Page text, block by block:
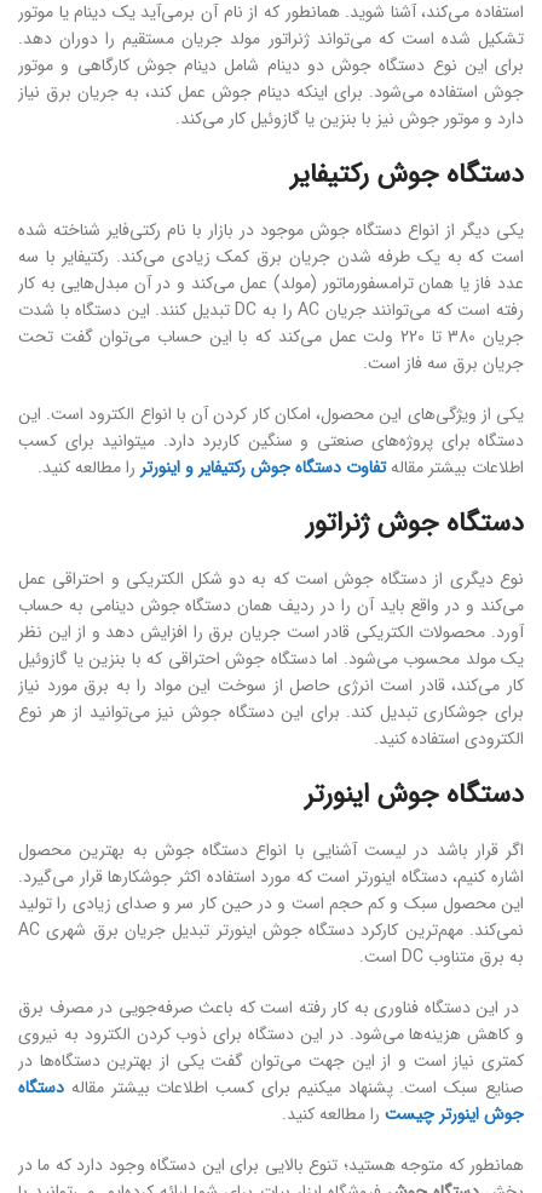
استفاده می‌کند، آشنا شوید. همانطور که از نام آن برمی‌آید یک دینام یا موتور
تشکیل شده است که می‌تواند ژنراتور مولد جریان مستقیم را دوران دهد.
برای این نوع دستگاه جوش دو دینام شامل دینام جوش کارگاهی و موتور
جوش استفاده می‌شود. برای اینکه دینام جوش عمل کند، به جریان برق نیاز
دارد و موتور جوش نیز با بنزین یا گازوئیل کار می‌کند.
دستگاه جوش رکتیفایر
یکی دیگر از انواع دستگاه جوش موجود در بازار با نام رکتی‌فایر شناخته شده
است که به یک طرفه شدن جریان برق کمک زیادی می‌کند. رکتیفایر با سه
عدد فاز یا همان ترامسفورماتور (مولد) عمل می‌کند و در آن مبدل‌هایی به کار
رفته است که می‌توانند جریان AC را به DC تبدیل کنند. این دستگاه با شدت
جریان 380 تا 220 ولت عمل می‌کند که با این حساب می‌توان گفت تحت
جریان برق سه فاز است.
یکی از ویژگی‌های این محصول، امکان کار کردن آن با انواع الکترود است. این
دستگاه برای پروژه‌های صنعتی و سنگین کاربرد دارد. میتوانید برای کسب
اطلاعات بیشتر مقالهتفاوت دستگاه جوش رکتیفایر و اینورتر را مطالعه کنید.
دستگاه جوش ژنراتور
نوع دیگری از دستگاه جوش است که به دو شکل الکتریکی و احتراقی عمل
می‌کند و در واقع باید آن را در ردیف همان دستگاه جوش دینامی به حساب
آورد. محصولات الکتریکی قادر است جریان برق را افزایش دهد و از این نظر
یک مولد محسوب می‌شود. اما دستگاه جوش احتراقی که با بنزین یا گازوئیل
کار می‌کند، قادر است انرژی حاصل از سوخت این مواد را به برق مورد نیاز
برای جوشکاری تبدیل کند. برای این دستگاه جوش نیز می‌توانید از هر نوع
الکترودی استفاده کنید.
دستگاه جوش اینورتر
اگر قرار باشد در لیست آشنایی با انواع دستگاه جوش به بهترین محصول
اشاره کنیم، دستگاه اینورتر است که مورد استفاده اکثر جوشکارها قرار می‌گیرد.
این محصول سبک و کم حجم است و در حین کار سر و صدای زیادی را تولید
نمی‌کند. مهم‌ترین کارکرد دستگاه جوش اینورتر تبدیل جریان برق شهری AC
به برق متناوب DC است.
در این دستگاه فناوری به کار رفته است که باعث صرفه‌جویی در مصرف برق
و کاهش هزینه‌ها می‌شود. در این دستگاه برای ذوب کردن الکترود به نیروی
کمتری نیاز است و از این جهت می‌توان گفت یکی از بهترین دستگاه‌ها در
صنایع سبک است. پشنهاد میکنیم برای کسب اطلاعات بیشتر مقاله دستگاه
جوش اینورتر چیست را مطالعه کنید.
همانطور که متوجه هستید؛ تنوع بالایی برای این دستگاه وجود دارد که ما در